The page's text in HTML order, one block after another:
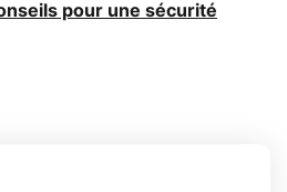
pour une sécurité